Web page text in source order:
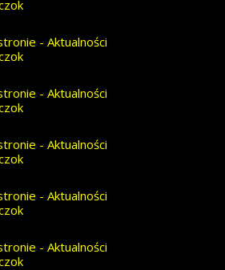
- Aktualności
- Aktualności
- Aktualności
- Aktualności
- Aktualności